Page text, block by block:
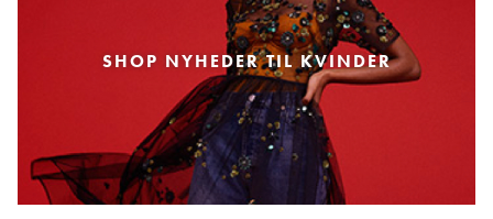
SHOP NYHEDER TIL KVINDER